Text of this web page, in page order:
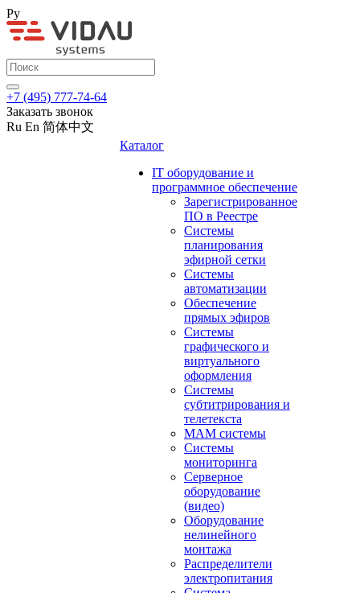
Ру
+7 (495) 777-74-64
Заказать звонок
Ru En 简体中文
Каталог
IT оборудование и
программное обеспечение
Зарегистрированное
ПО в Реестре
Системы
планирования
эфирной сетки
Системы
автоматизации
Обеспечение
прямых эфиров
Системы
графического и
виртуального
оформления
Системы
субтитрирования и
телетекста
MAM системы
Системы
мониторинга
Серверное
оборудование
(видео)
Оборудование
нелинейного
монтажа
Распределители
электропитания